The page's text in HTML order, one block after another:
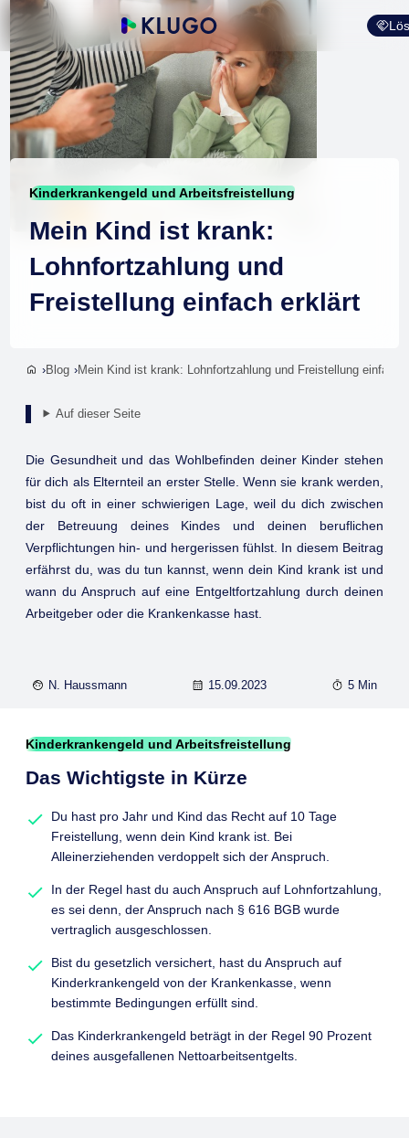
Kinderkrankengeld und Arbeitsfreistellung
Mein Kind ist krank:
Lohnfortzahlung und
Freistellung einfach erklärt
Blog Mein Kind ist krank: Lohnfortzahlung und Freistellung einfach
Auf dieser Seite
Die Gesundheit und das Wohlbefinden deiner Kinder stehen
für dich als Elternteil an erster Stelle. Wenn sie krank werden,
bist du oft in einer schwierigen Lage, weil du dich zwischen
der Betreuung deines Kindes und deinen beruflichen
Verpflichtungen hin- und hergerissen fühlst. In diesem Beitrag
erfährst du, was du tun kannst, wenn dein Kind krank ist und
wann du Anspruch auf eine Entgeltfortzahlung durch deinen
Arbeitgeber oder die Krankenkasse hast.
N. Haussmann 15.09.2023 5 Min
Kinderkrankengeld und Arbeitsfreistellung
Das Wichtigste in Kürze
Du hast pro Jahr und Kind das Recht auf 10 Tage
Freistellung, wenn dein Kind krank ist. Bei
Alleinerziehenden verdoppelt sich der Anspruch.
In der Regel hast du auch Anspruch auf Lohnfortzahlung,
es sei denn, der Anspruch nach § 616 BGB wurde
vertraglich ausgeschlossen.
Bist du gesetzlich versichert, hast du Anspruch auf
Kinderkrankengeld von der Krankenkasse, wenn
bestimmte Bedingungen erfüllt sind.
Das Kinderkrankengeld beträgt in der Regel 90 Prozent
deines ausgefallenen Nettoarbeitsentgelts.